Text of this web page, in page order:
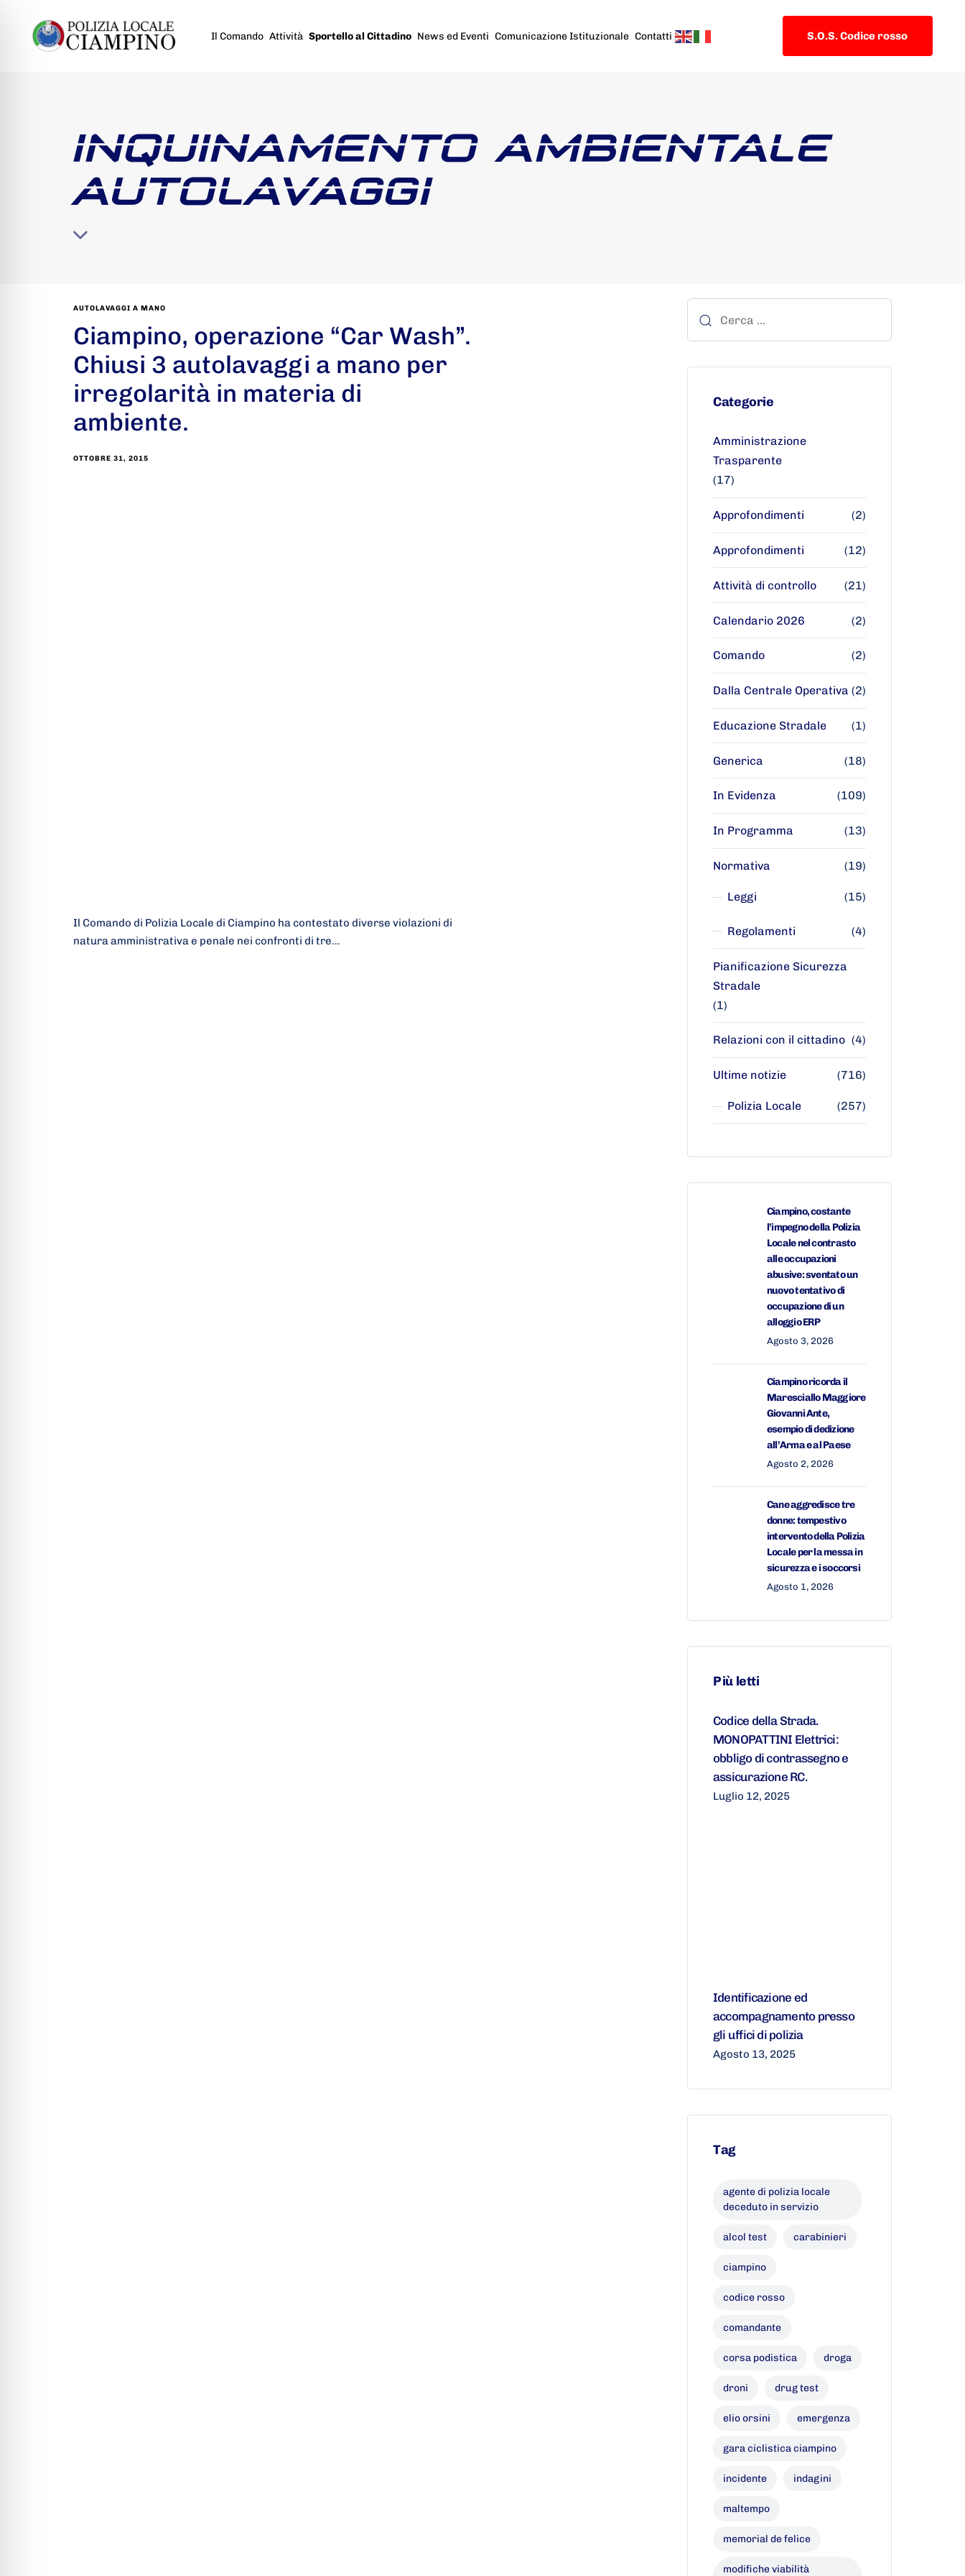
Il Comando Attività Sportello al Cittadino News ed Eventi Comunicazione Istituzionale Contatti S.O.S. Codice rosso
INQUINAMENTO AMBIENTALE
AUTOLAVAGGI
AUTOLAVAGGI A MANO
Ciampino, operazione “Car Wash”.
Chiusi 3 autolavaggi a mano per
irregolarità in materia di
ambiente.
OTTOBRE 31, 2015
Il Comando di Polizia Locale di Ciampino ha contestato diverse violazioni di
natura amministrativa e penale nei confronti di tre…
Categorie
Amministrazione
Trasparente
(17)
Approfondimenti (2)
Approfondimenti (12)
Attività di controllo (21)
Calendario 2026 (2)
Comando (2)
Dalla Centrale Operativa (2)
Educazione Stradale (1)
Generica (18)
In Evidenza (109)
In Programma (13)
Normativa (19)
Leggi (15)
Regolamenti (4)
Pianificazione Sicurezza
Stradale
(1)
Relazioni con il cittadino (4)
Ultime notizie (716)
Polizia Locale (257)
Ciampino, costante
l’impegno della Polizia
Locale nel contrasto
alle occupazioni
abusive: sventato un
nuovo tentativo di
occupazione di un
alloggio ERP
Agosto 3, 2026
Ciampino ricorda il
Maresciallo Maggiore
Giovanni Ante,
esempio di dedizione
all’Arma e al Paese
Agosto 2, 2026
Cane aggredisce tre
donne: tempestivo
intervento della Polizia
Locale per la messa in
sicurezza e i soccorsi
Agosto 1, 2026
Più letti
Codice della Strada.
MONOPATTINI Elettrici:
obbligo di contrassegno e
assicurazione RC.
Luglio 12, 2025
Identificazione ed
accompagnamento presso
gli uffici di polizia
Agosto 13, 2025
Tag
agente di polizia locale
deceduto in servizio
alcol test carabinieri
ciampino
codice rosso
comandante
corsa podistica droga
droni drug test
elio orsini emergenza
gara ciclistica ciampino
incidente indagini
maltempo
memorial de felice
modifiche viabilità